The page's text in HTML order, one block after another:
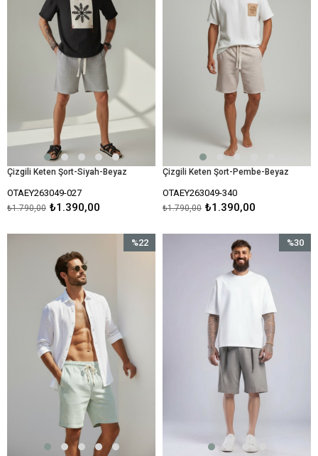
Çizgili Keten Şort-Siyah-Beyaz
OTAEY263049-027
₺1.390,00
₺1.790,00
Çizgili Keten Şort-Pembe-Beyaz
OTAEY263049-340
₺1.390,00
₺1.790,00
%22
%30